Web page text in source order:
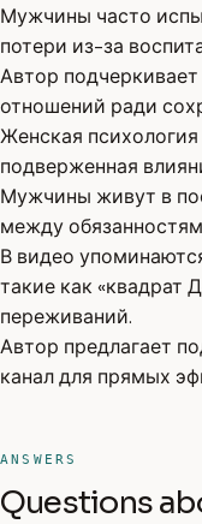
Мужчины часто
потери из-за
Автор
отношений ради
Женская
подверженная
Мужчины живут в
между
В видео
такие как «квадрат
переживаний.
Автор предлагает
канал для прямых
ANSWERS
Questions